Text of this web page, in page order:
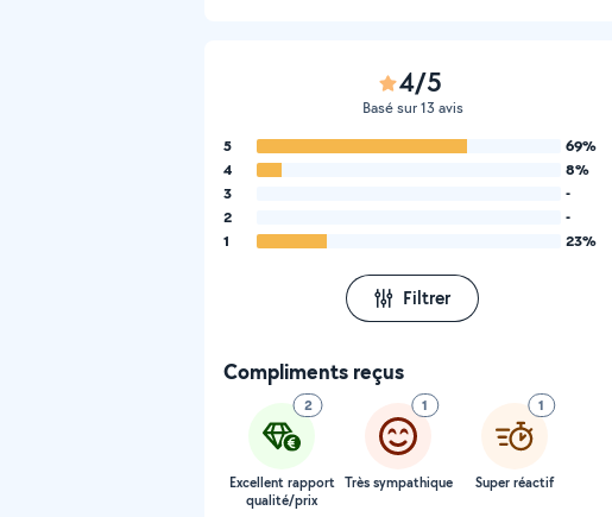
4/5
Basé sur 13 avis
5
69%
4
8%
3
-
2
-
1
23%
Filtrer
Compliments reçus
2
Excellent rapport
qualité/prix
1
Très sympathique
1
Super réactif